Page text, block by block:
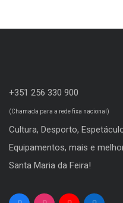
+351 256 330 900
(Chamada para a rede fixa nacional)
Cultura, Desporto,
Equipamentos, mais e
Santa Maria da Feira!